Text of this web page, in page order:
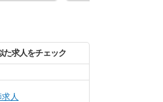
た求人をチェック
人